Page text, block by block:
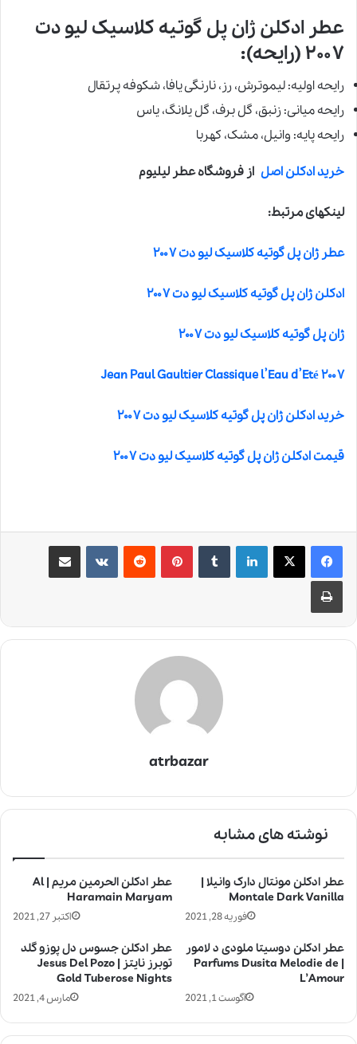
عطر ادکلن ژان پل گوتیه کلاسیک لیو دت
۲۰۰۷ (رایحه):
رایحه اولیه: لیموترش، رز، نارنگی یافا، شکوفه پرتقال
رایحه میانی: زنبق، گل برف، گل یلانگ، یاس
رایحه پایه: وانیل، مشک، کهربا
خرید ادکلن اصل از فروشگاه عطر لیلیوم
لینکهای مرتبط:
عطر ژان پل گوتیه کلاسیک لیو دت ۲۰۰۷
ادکلن ژان پل گوتیه کلاسیک لیو دت ۲۰۰۷
ژان پل گوتیه کلاسیک لیو دت ۲۰۰۷
Jean Paul Gaultier Classique l’Eau d’Eté ۲۰۰۷
خرید ادکلن ژان پل گوتیه کلاسیک لیو دت ۲۰۰۷
قیمت ادکلن ژان پل گوتیه کلاسیک لیو دت ۲۰۰۷
لینکدین ‫تامبلر ‫پین‌ترست‫رددیت ‫VKontakteاشتراک گذاری از طریق ایمیل
چاپ
atrbazar
نوشته های مشابه
عطر ادکلن الحرمین مریم | Al
Haramain Maryam
اکتبر 27, 2021
عطر ادکلن مونتال دارک وانیلا |
Montale Dark Vanilla
فوریه 28, 2021
عطر ادکلن جسوس دل پوزو گلد
توبرز نایتز | Jesus Del Pozo
Gold Tuberose Nights
مارس 4, 2021
عطر ادکلن دوسیتا ملودی د لامور
| Parfums Dusita Melodie de
L’Amour
آگوست 1, 2021